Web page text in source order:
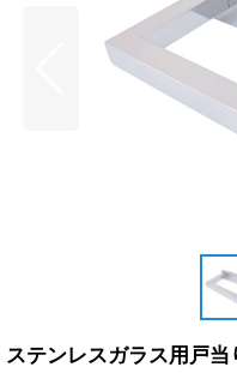
ステンレスガラス用戸当